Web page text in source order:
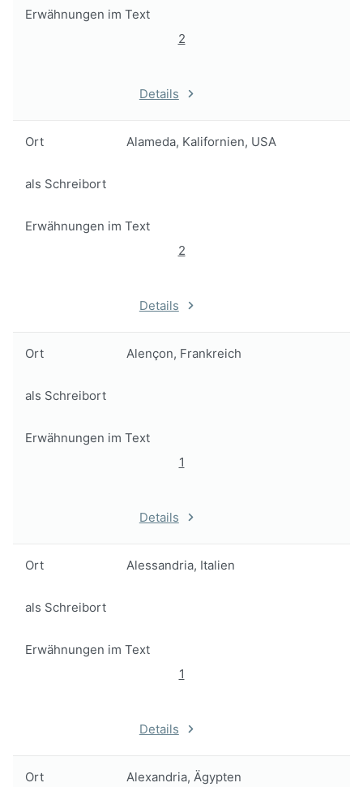
Erwähnungen im Text
2
Details
Ort Alameda, Kalifornien, USA
als Schreibort
Erwähnungen im Text
2
Details
Ort Alençon, Frankreich
als Schreibort
Erwähnungen im Text
1
Details
Ort Alessandria, Italien
als Schreibort
Erwähnungen im Text
1
Details
Ort Alexandria, Ägypten